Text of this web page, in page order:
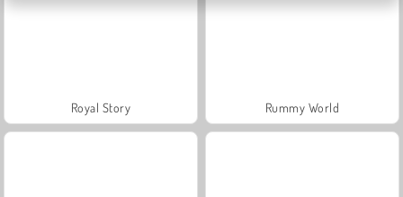
Royal Story Rummy World